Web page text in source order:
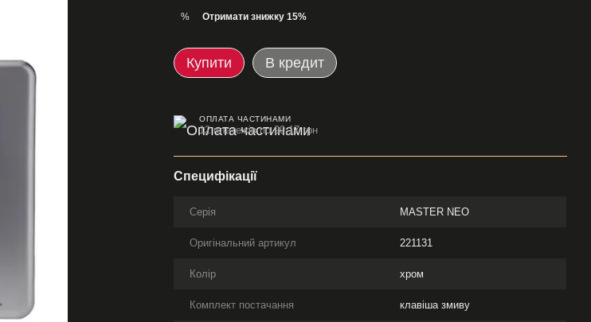
% Отримати знижку 15%
Купити В кредит
ОПЛАТА ЧАСТИНАМИ
12 платежів по 99.17 грн
Специфікації
Серія MASTER NEO
Оригінальний артикул 221131
Колір хром
Комплект постачання клавіша змиву